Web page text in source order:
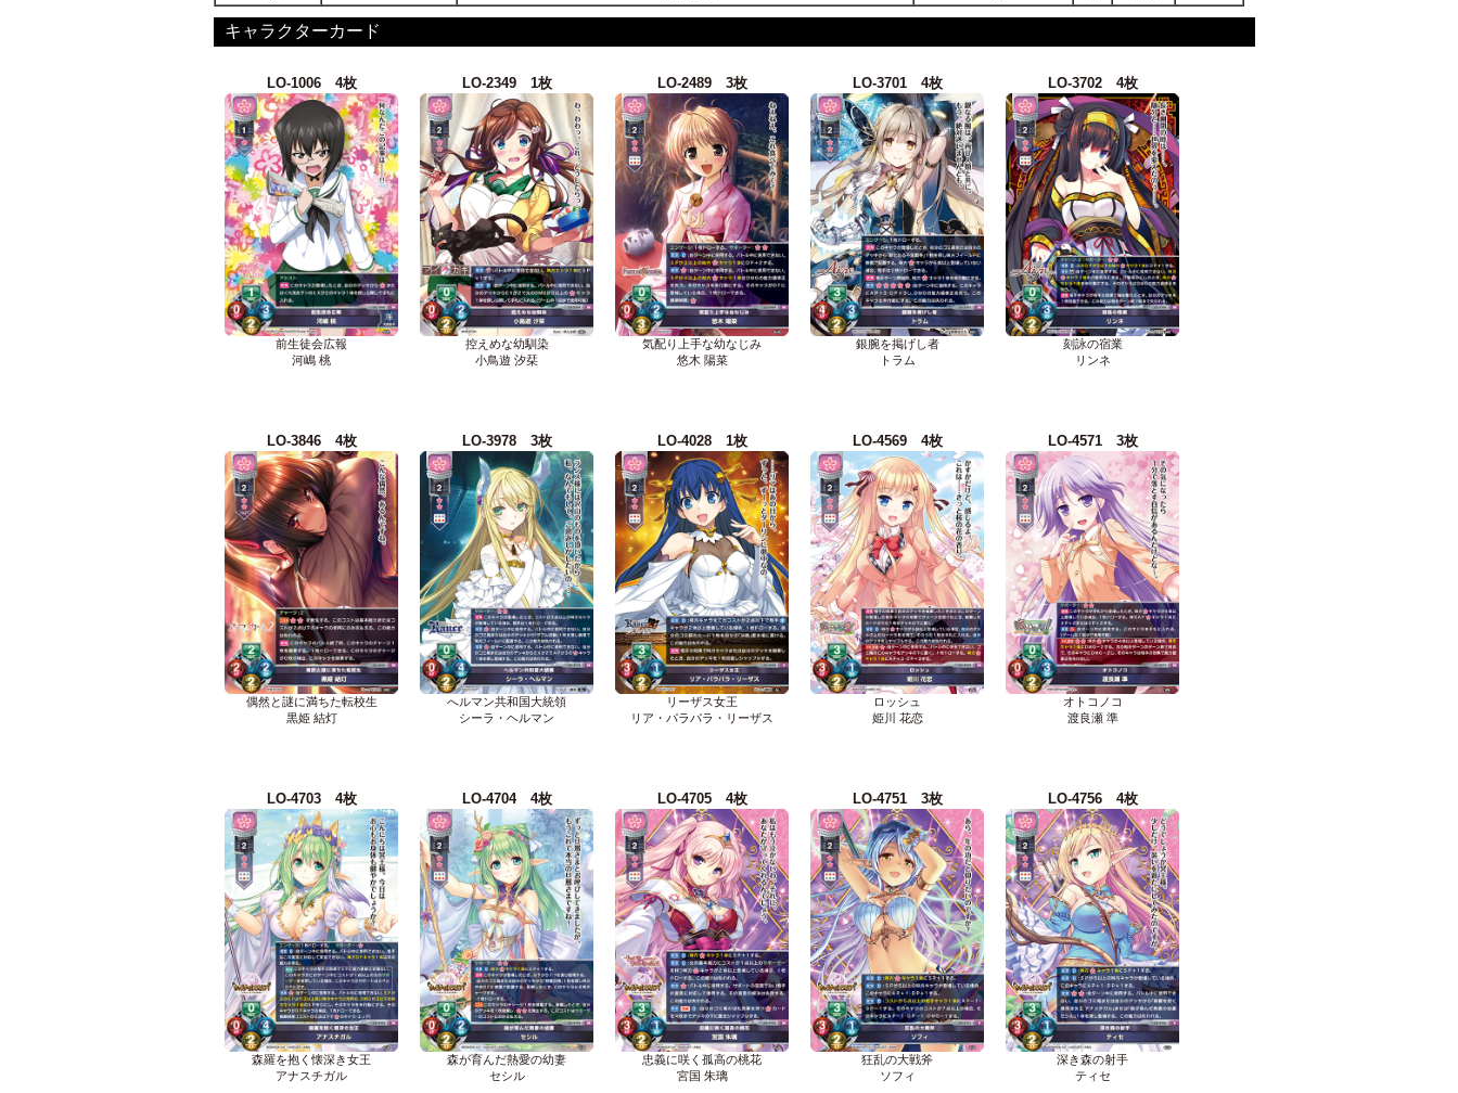
キャラクターカード
LO-1006 4枚
前生徒会広報
河嶋 桃
LO-2349 1枚
控えめな幼馴染
小鳥遊 汐栞
LO-2489 3枚
気配り上手な幼なじみ
悠木 陽菜
LO-3701 4枚
銀腕を掲げし者
トラム
LO-3702 4枚
刻詠の宿業
リンネ
LO-3846 4枚
偶然と謎に満ちた転校生
黒姫 結灯
LO-3978 3枚
へルマン共和国大統領
シーラ・ヘルマン
LO-4028 1枚
リーザス女王
リア・パラパラ・リーザス
LO-4569 4枚
ロッシュ
姫川 花恋
LO-4571 3枚
オトコノコ
渡良瀬 準
LO-4703 4枚
森羅を抱く懐深き女王
アナスチガル
LO-4704 4枚
森が育んだ熱愛の幼妻
セシル
LO-4705 4枚
忠義に咲く孤高の桃花
宮国 朱璃
LO-4751 3枚
狂乱の大戦斧
ソフィ
LO-4756 4枚
深き森の射手
ティセ